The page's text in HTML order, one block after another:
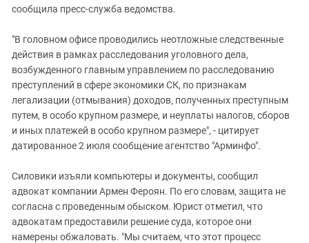
сообщила пресс-служба ведомства.
"В головном офисе проводились неотложные следственные
действия в рамках расследования уголовного дела,
возбужденного главным управлением по расследованию
преступлений в сфере экономики СК, по признакам
легализации (отмывания) доходов, полученных преступным
путем, в особо крупном размере, и неуплаты налогов, сборов
и иных платежей в особо крупном размере", - цитирует
датированное 2 июля сообщение агентство "Арминфо".
Силовики изъяли компьютеры и документы, сообщил
адвокат компании Армен Фероян. По его словам, защита не
согласна с проведенным обыском. Юрист отметил, что
адвокатам предоставили решение суда, которое они
намерены обжаловать. "Мы считаем, что этот процесс